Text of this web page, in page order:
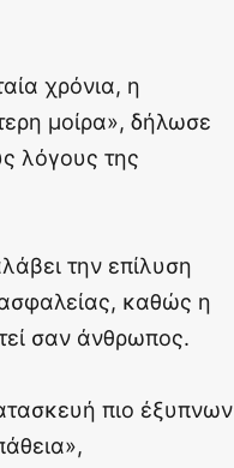
χρόνια, η
μοίρα», δήλωσε
λόγους της
την επίλυση
καθώς η
σαν άνθρωπος.
πιο έξυπνων